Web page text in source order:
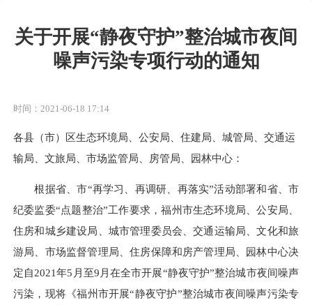
关于开展“静夜守护”整治城市夜间
噪声污染专项行动的通知
时间：2021-06-18 17:14
各县（市）区生态环境局、公安局、住建局、城管局、交通运
输局、文旅局、市场监管局、房管局、园林中心：
根据省、市“再学习、再调研、再落实”活动部署和省、市
纪委监委“点题整治”工作要求，福州市生态环境局、公安局、
住房和城乡建设局、城市管理委员会、交通运输局、文化和旅
游局、市场监督管理局、住房保障和房产管理局、园林中心决
定自2021年5月至9月在全市开展“静夜守护”整治城市夜间噪声
污染，现将《福州市开展“静夜守护”整治城市夜间噪声污染专